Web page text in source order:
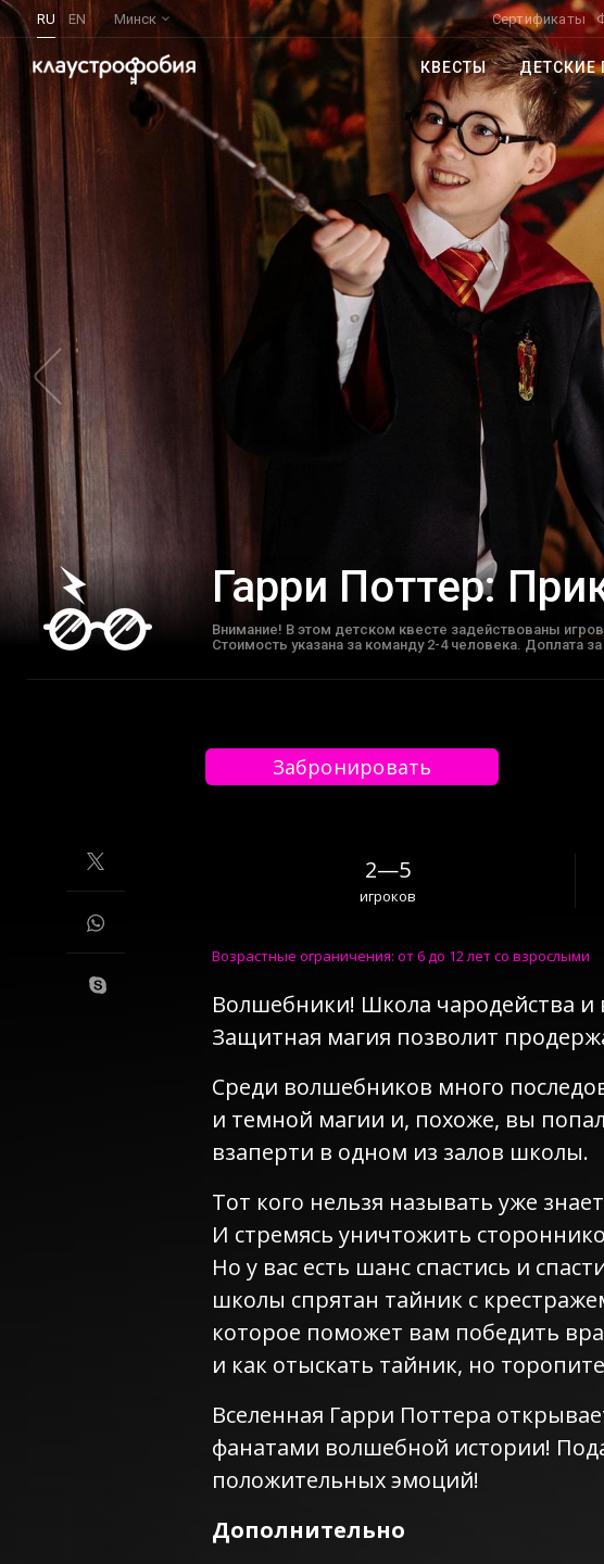
RU EN Минск Сертификаты
КВЕСТЫ ДЕТСКИЕ
Гарри Поттер:
Внимание! В этом детском квесте задействованы
Cтоимость указана за команду 2-4 человека. Доплата за
Забронировать
2—5
игроков
Возрастные ограничения: от 6 до 12 лет со взрослыми
Волшебники! Школа чародейства и
Защитная магия позволит
Среди волшебников много
и темной магии и, похоже, вы
взаперти в одном из залов школы.
Тот кого нельзя называть уже
И стремясь уничтожить
Но у вас есть шанс спастись и
школы спрятан тайник с
которое поможет вам победить
и как отыскать тайник, но
Вселенная Гарри Поттера
фанатами волшебной истории!
положительных эмоций!
Дополнительно